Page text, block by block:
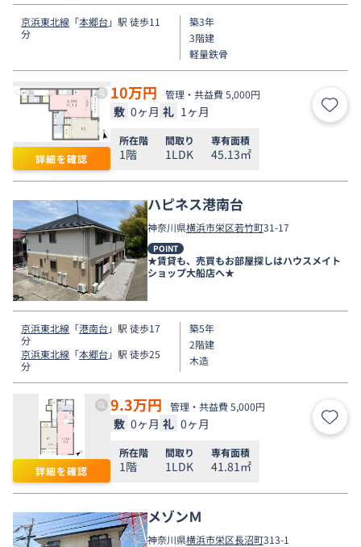
京浜東北線 「本郷台」駅 徒歩11
分
築3年
3階建
軽量鉄骨
詳細を確認
10万円 管理・共益費 5,000円
敷 0ヶ月 礼 1ヶ月 お気
所在階
1階
間取り
1LDK
専有面積
45.13㎡
ハピネス港南台
神奈川県横浜市栄区若竹町31-17
POINT
★賃貸も、売買もお部屋探しはハウスメイト
ショップ大船店へ★
京浜東北線 「港南台」駅 徒歩17
分
京浜東北線 「本郷台」駅 徒歩25
分
築5年
2階建
木造
詳細を確認
9.3万円 管理・共益費 5,000円
敷 0ヶ月 礼 0ヶ月 お気
所在階
1階
間取り
1LDK
専有面積
41.81㎡
メゾンＭ
神奈川県横浜市栄区長沼町313-1